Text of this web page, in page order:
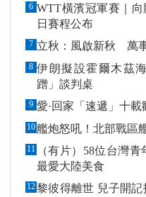
6 WTT橫濱冠軍賽｜
日賽程公布
7 立秋：風啟新秋 萬
8 伊朗擬設霍爾木茲
蹭」談判桌
9
10艦炮怒吼！北部戰區
11
（有片）58位台灣
最愛大陸美食
12黎彼得離世 兒子開記招反擊傳聞